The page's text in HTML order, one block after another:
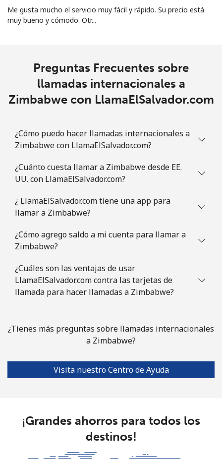
Me gusta mucho el servicio muy fácil y rápido. Su precio está
muy bueno y cómodo. Otr...
Preguntas Frecuentes sobre
llamadas internacionales a
Zimbabwe con LlamaElSalvador.com
¿Cómo puedo hacer llamadas internacionales a
Zimbabwe con LlamaElSalvador.com?
¿Cuánto cuesta llamar a Zimbabwe desde EE.
UU. con LlamaElSalvador.com?
¿ LlamaElSalvador.com tiene una app para
llamar a Zimbabwe?
¿Cómo agrego saldo a mi cuenta para llamar a
Zimbabwe?
¿Cuáles son las ventajas de usar
LlamaElSalvador.com contra las tarjetas de
llamada para hacer llamadas a Zimbabwe?
¿Tienes más preguntas sobre llamadas internacionales
a Zimbabwe?
Visita nuestro Centro de Ayuda
¡Grandes ahorros para todos los
destinos!